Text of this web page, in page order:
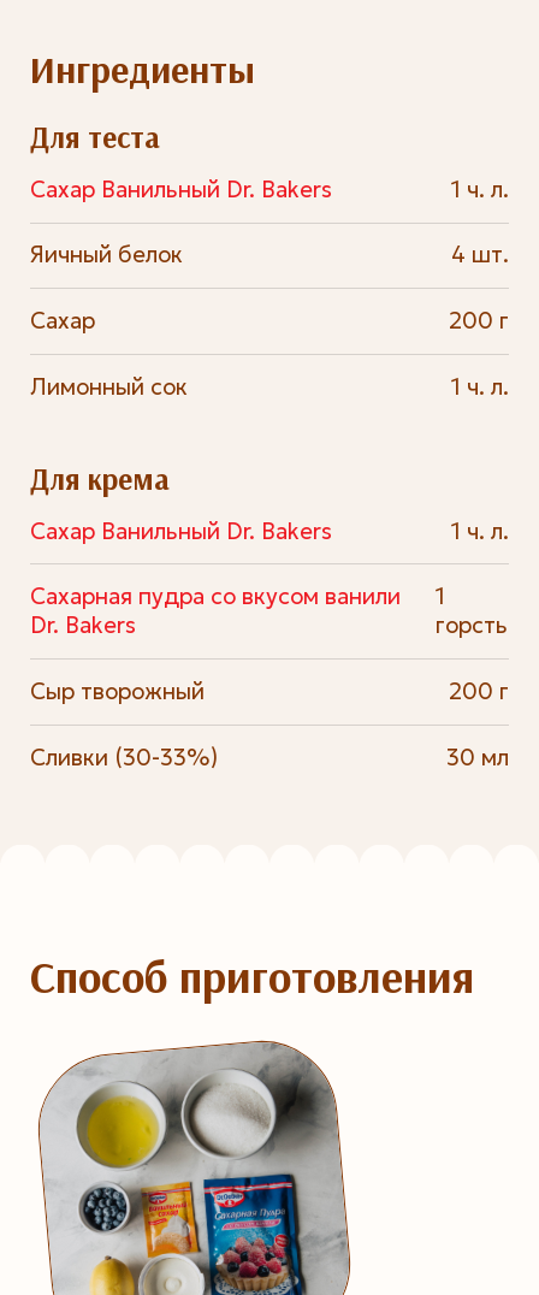
Ингредиенты
Для теста
Сахар Ванильный Dr. Bakers 1 ч. л.
Яичный белок 4 шт.
Сахар 200 г
Лимонный сок 1 ч. л.
Для крема
Сахар Ванильный Dr. Bakers 1 ч. л.
Сахарная пудра со вкусом ванили
Dr. Bakers
1
горсть
Сыр творожный 200 г
Сливки (30-33%) 30 мл
Способ приготовления